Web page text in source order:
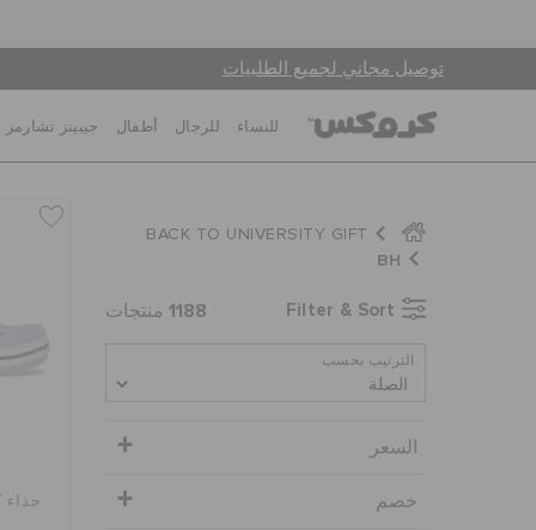
توصيل مجاني لجميع الطلبيات
للنساء للرجال أطفال جيبيتز تشارمز
BACK TO UNIVERSITY GIFT
BH
Filter & Sort
1188 منتجات
الترتيب بحسب
السعر
خصم حذاء